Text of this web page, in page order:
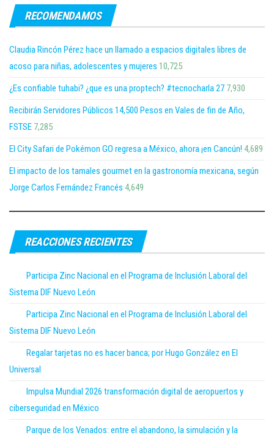
RECOMENDAMOS
Claudia Rincón Pérez hace un llamado a espacios digitales libres de
acoso para niñas, adolescentes y mujeres 10,725
¿Es confiable tuhabi? ¿que es una proptech? #tecnocharla 27 7,930
Recibirán Servidores Públicos 14,500 Pesos en Vales de fin de Año,
FSTSE 7,285
El City Safari de Pokémon GO regresa a México, ahora ¡en Cancún! 4,689
El impacto de los tamales gourmet en la gastronomía mexicana, según
Jorge Carlos Fernández Francés 4,649
REACCIONES RECIENTES
Participa Zinc Nacional en el Programa de Inclusión Laboral del
Sistema DIF Nuevo León
Participa Zinc Nacional en el Programa de Inclusión Laboral del
Sistema DIF Nuevo León
Regalar tarjetas no es hacer banca; por Hugo González en El
Universal
Impulsa Mundial 2026 transformación digital de aeropuertos y
ciberseguridad en México
Parque de los Venados: entre el abandono, la simulación y la